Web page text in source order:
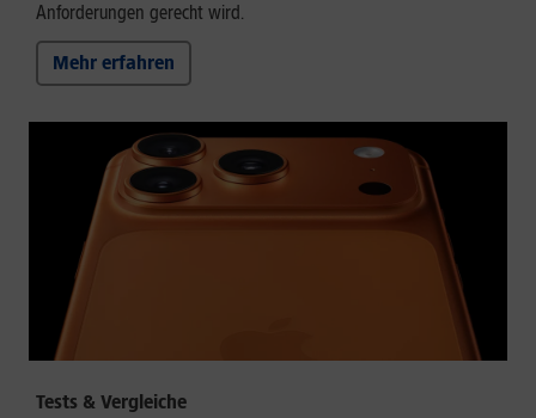
Anforderungen gerecht wird.
Mehr erfahren
Tests & Vergleiche